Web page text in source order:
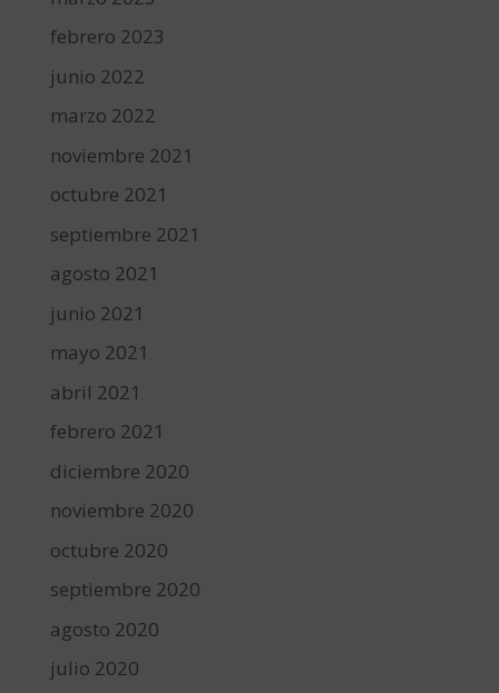
febrero 2023
junio 2022
marzo 2022
noviembre 2021
octubre 2021
septiembre 2021
agosto 2021
junio 2021
mayo 2021
abril 2021
febrero 2021
diciembre 2020
noviembre 2020
octubre 2020
septiembre 2020
agosto 2020
julio 2020